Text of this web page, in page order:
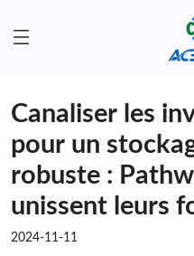
Canaliser les
pour un
robuste :
unissent leurs
2024-11-11